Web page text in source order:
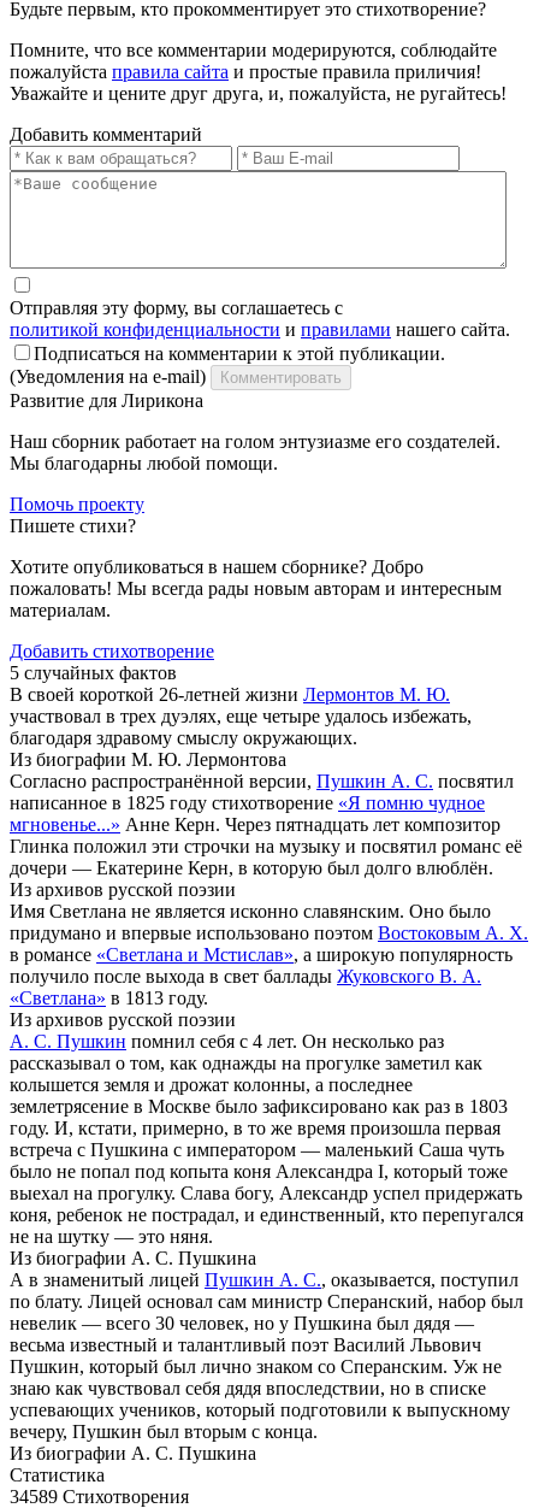
Будьте первым, кто прокомментирует это стихотворение?
Помните, что все комментарии модерируются, соблюдайте
пожалуйста правила сайта и простые правила приличия!
Уважайте и цените друг друга, и, пожалуйста, не ругайтесь!
Добавить комментарий
Отправляя эту форму, вы соглашаетесь с
политикой конфиденциальности и правилами нашего сайта.
Подписаться на комментарии к этой публикации.
(Уведомления на e-mail)
Комментировать
Развитие для Лирикона
Наш сборник работает на голом энтузиазме его создателей.
Мы благодарны любой помощи.
Помочь проекту
Пишете стихи?
Хотите опубликоваться в нашем сборнике? Добро
пожаловать! Мы всегда рады новым авторам и интересным
материалам.
Добавить стихотворение
5 случайных фактов
В своей короткой 26-летней жизни Лермонтов М. Ю.
участвовал в трех дуэлях, еще четыре удалось избежать,
благодаря здравому смыслу окружающих.
Из биографии М. Ю. Лермонтова
Согласно распространённой версии, Пушкин А. С. посвятил
написанное в 1825 году стихотворение «Я помню чудное
мгновенье...» Анне Керн. Через пятнадцать лет композитор
Глинка положил эти строчки на музыку и посвятил романс её
дочери — Екатерине Керн, в которую был долго влюблён.
Из архивов русской поэзии
Имя Светлана не является исконно славянским. Оно было
придумано и впервые использовано поэтом Востоковым А. Х.
в романсе «Светлана и Мстислав», а широкую популярность
получило после выхода в свет баллады Жуковского В. А.
«Светлана» в 1813 году.
Из архивов русской поэзии
А. С. Пушкин помнил себя с 4 лет. Он несколько раз
рассказывал о том, как однажды на прогулке заметил как
колышется земля и дрожат колонны, а последнее
землетрясение в Москве было зафиксировано как раз в 1803
году. И, кстати, примерно, в то же время произошла первая
встреча с Пушкина с императором — маленький Саша чуть
было не попал под копыта коня Александра I, который тоже
выехал на прогулку. Слава богу, Александр успел придержать
коня, ребенок не пострадал, и единственный, кто перепугался
не на шутку — это няня.
Из биографии А. С. Пушкина
А в знаменитый лицей Пушкин А. С., оказывается, поступил
по блату. Лицей основал сам министр Сперанский, набор был
невелик — всего 30 человек, но у Пушкина был дядя —
весьма известный и талантливый поэт Василий Львович
Пушкин, который был лично знаком со Сперанским. Уж не
знаю как чувствовал себя дядя впоследствии, но в списке
успевающих учеников, который подготовили к выпускному
вечеру, Пушкин был вторым с конца.
Из биографии А. С. Пушкина
Статистика
34589 Стихотворения